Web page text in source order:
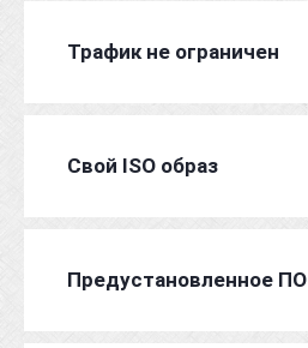
Трафик не ограничен
Свой ISO образ
Предустановленное ПО